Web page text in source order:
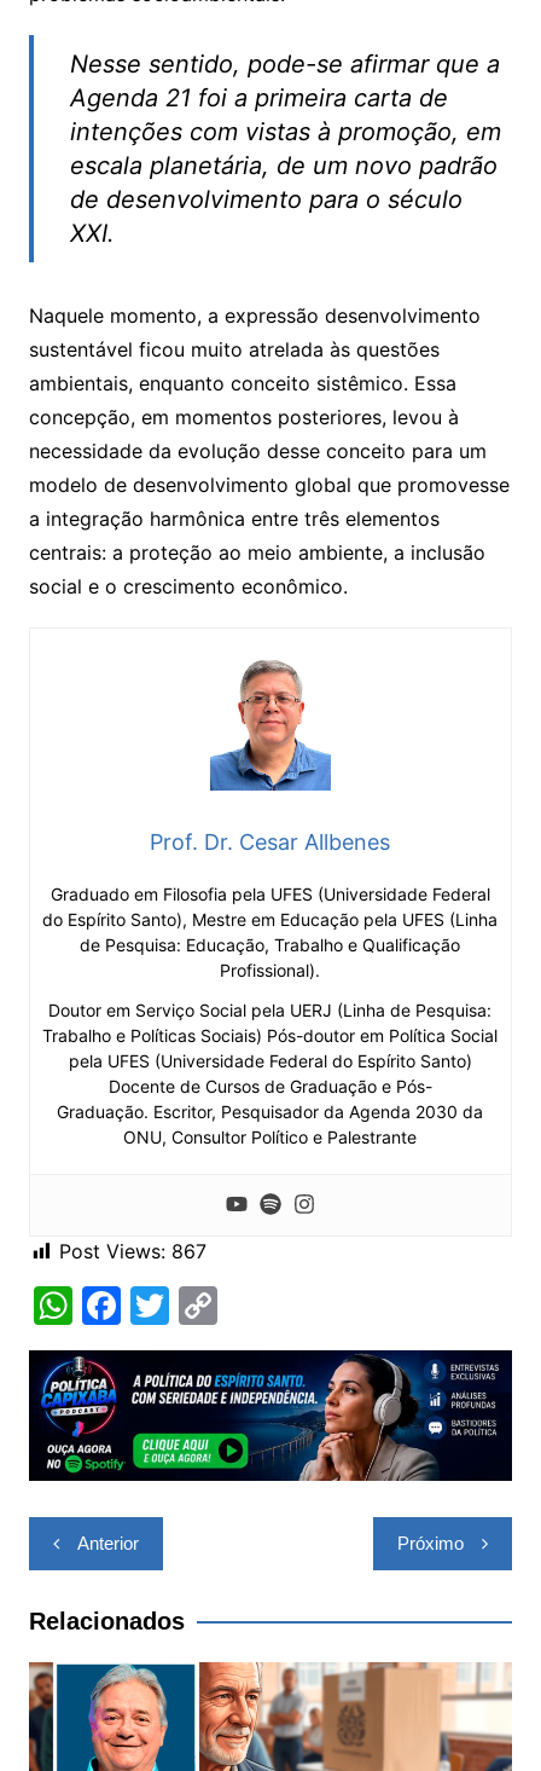
Nesse sentido, pode-se a­firmar que a
Agenda 21 foi a primeira carta de
intenções com vistas à promoção, em
escala planetária, de um novo padrão
de desenvolvimento para o século
XXI.
Naquele momento, a expressão desenvolvimento
sustentável ­ficou muito atrelada às questões
ambientais, enquanto conceito sistêmico. Essa
concepção, em momentos posteriores, levou à
necessidade da evolução desse conceito para um
modelo de desenvolvimento global que promovesse
a integração harmônica entre três elementos
centrais: a proteção ao meio ambiente, a inclusão
social e o crescimento econômico.
Prof. Dr. Cesar Allbenes
Graduado em Filosofia pela UFES (Universidade Federal
do Espírito Santo), Mestre em Educação pela UFES (Linha
de Pesquisa: Educação, Trabalho e Qualificação
Profissional).
Doutor em Serviço Social pela UERJ (Linha de Pesquisa:
Trabalho e Políticas Sociais) Pós-doutor em Política Social
pela UFES (Universidade Federal do Espírito Santo)
Docente de Cursos de Graduação e Pós-
Graduação. Escritor, Pesquisador da Agenda 2030 da
ONU, Consultor Político e Palestrante
Post Views: 867
W
h
at
s
A
p
F
a
c
e
b
o
k
T
w
itt
er
C
o
p
y
Li
Navegação
de
Post
Anterior Próximo
Relacionados